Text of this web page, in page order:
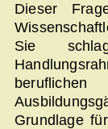
Dieser
Sie
Grundlage